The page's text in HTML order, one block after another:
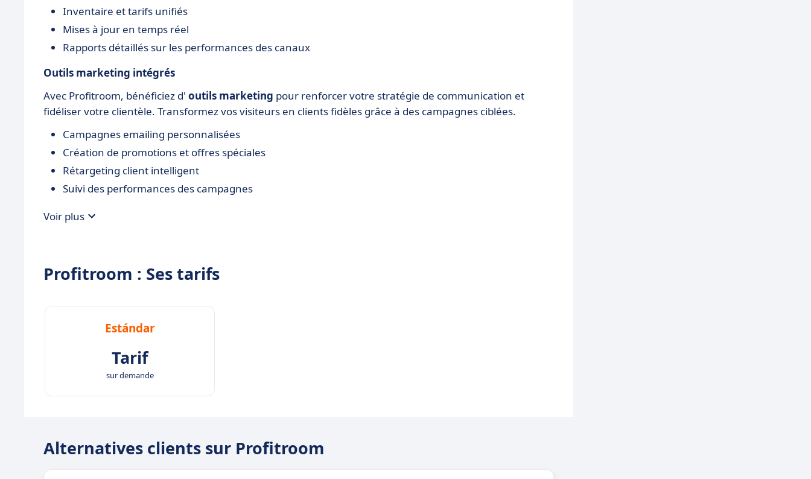
Inventaire et tarifs unifiés
Mises à jour en temps réel
Rapports détaillés sur les performances des canaux
Outils marketing intégrés
Avec Profitroom, bénéficiez d' outils marketing pour renforcer votre stratégie de communication et
fidéliser votre clientèle. Transformez vos visiteurs en clients fidèles grâce à des campagnes ciblées.
Campagnes emailing personnalisées
Création de promotions et offres spéciales
Rétargeting client intelligent
Suivi des performances des campagnes
Voir plus
Profitroom : Ses tarifs
Estándar
Tarif
sur demande
Alternatives clients sur Profitroom